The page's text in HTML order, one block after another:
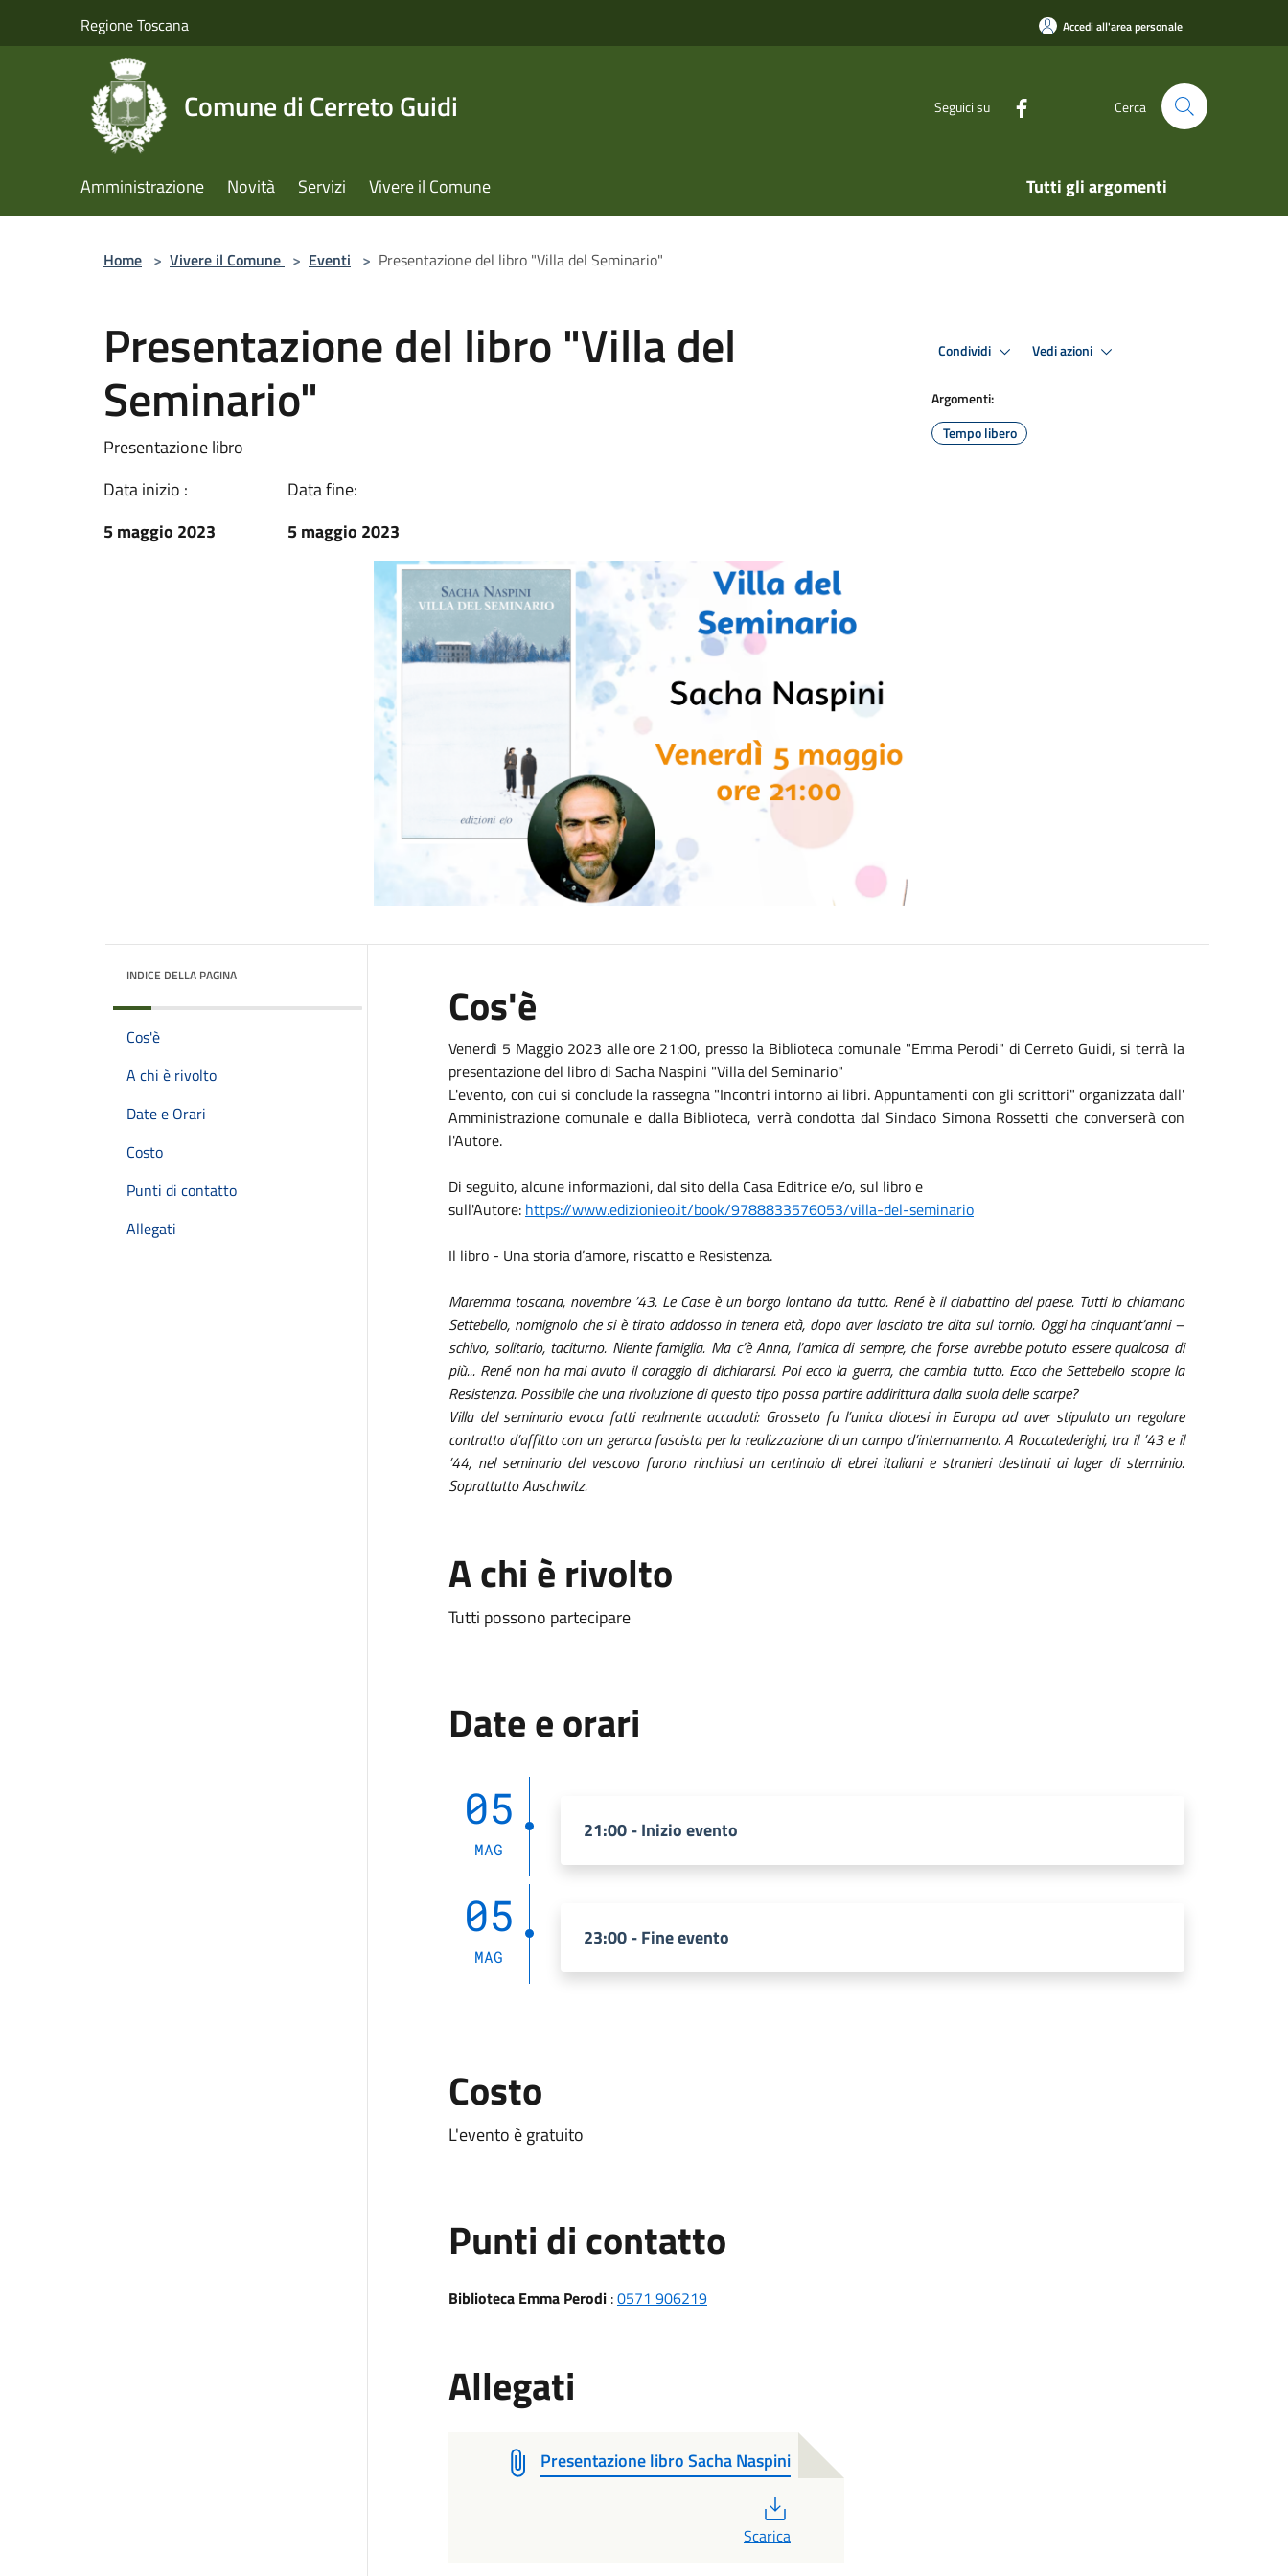
Regione Toscana Accedi all'area personale
Comune di Cerreto Guidi Seguici su Cerca
Amministrazione Novità Servizi Vivere il Comune Tutti gli argomenti
Home > Vivere il Comune > Eventi > Presentazione del libro "Villa del Seminario"
Presentazione del libro "Villa del
Seminario"
Presentazione libro
Data inizio :
5 maggio 2023
Data fine:
5 maggio 2023
Condividi Vedi azioni
Argomenti:
Tempo libero
INDICE DELLA PAGINA
Cos'è
A chi è rivolto
Date e Orari
Costo
Punti di contatto
Allegati
Cos'è
Venerdì 5 Maggio 2023 alle ore 21:00, presso la Biblioteca comunale "Emma Perodi" di Cerreto Guidi, si terrà la
presentazione del libro di Sacha Naspini "Villa del Seminario"
L'evento, con cui si conclude la rassegna "Incontri intorno ai libri. Appuntamenti con gli scrittori" organizzata dall'
Amministrazione comunale e dalla Biblioteca, verrà condotta dal Sindaco Simona Rossetti che converserà con
l'Autore.
Di seguito, alcune informazioni, dal sito della Casa Editrice e/o, sul libro e
sull'Autore: https://www.edizionieo.it/book/9788833576053/villa-del-seminario
Il libro - Una storia d’amore, riscatto e Resistenza.
Maremma toscana, novembre ’43. Le Case è un borgo lontano da tutto. René è il ciabattino del paese. Tutti lo chiamano
Settebello, nomignolo che si è tirato addosso in tenera età, dopo aver lasciato tre dita sul tornio. Oggi ha cinquant’anni –
schivo, solitario, taciturno. Niente famiglia. Ma c’è Anna, l’amica di sempre, che forse avrebbe potuto essere qualcosa di
più... René non ha mai avuto il coraggio di dichiararsi. Poi ecco la guerra, che cambia tutto. Ecco che Settebello scopre la
Resistenza. Possibile che una rivoluzione di questo tipo possa partire addirittura dalla suola delle scarpe?
Villa del seminario evoca fatti realmente accaduti: Grosseto fu l’unica diocesi in Europa ad aver stipulato un regolare
contratto d’affitto con un gerarca fascista per la realizzazione di un campo d’internamento. A Roccatederighi, tra il ’43 e il
’44, nel seminario del vescovo furono rinchiusi un centinaio di ebrei italiani e stranieri destinati ai lager di sterminio.
Soprattutto Auschwitz.
A chi è rivolto
Tutti possono partecipare
Date e orari
05
MAG
21:00 - Inizio evento
05
MAG
23:00 - Fine evento
Costo
L'evento è gratuito
Punti di contatto
Biblioteca Emma Perodi:0571 906219
Allegati
Presentazione libro Sacha Naspini
Scarica